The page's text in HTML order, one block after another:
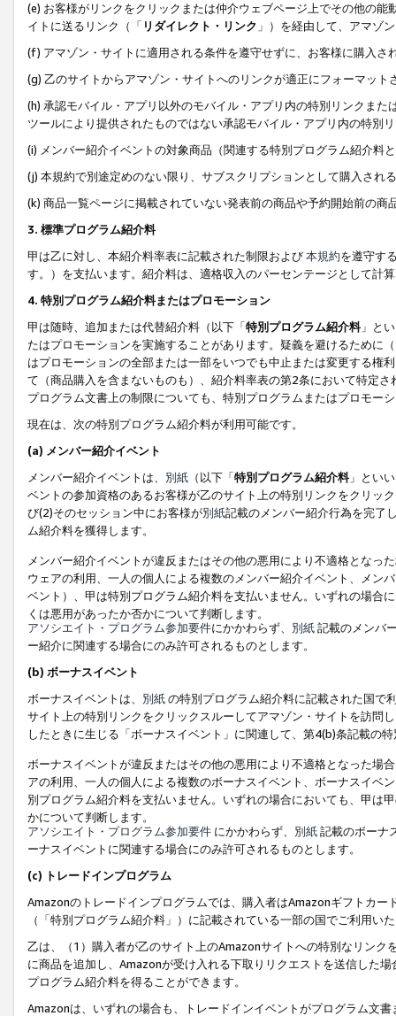
(e) お客様がリンクをクリックまたは仲介ウェブページ上でその他の
イトに送るリンク（「 リダイレクト・リンク 」）を経由して、アマゾ
(f) アマゾン・サイトに適用される条件を遵守せずに、お客様に購入さ
(g) 乙のサイトからアマゾン・サイトへのリンクが適正にフォーマッ
(h) 承認モバイル・アプリ以外のモバイル・アプリ内の特別リンクま
ツールにより提供されたものではない承認モバイル・アプリ内の特別
(i) メンバー紹介イベントの対象商品（関連する特別プログラム紹介料
(j) 本規約で別途定めのない限り、サブスクリプションとして購入され
(k) 商品一覧ページに掲載されていない発表前の商品や予約開始前の商
3. 標準プログラム紹介料
甲は乙に対し、本紹介料率表に記載された制限および本規約を遵守す
す。）を支払います。紹介料は、適格収入のパーセンテージとして計
4. 特別プログラム紹介料またはプロモーション
甲は随時、追加または代替紹介料（以下「特別プログラム紹介料」と
たはプロモーションを実施することがあります。疑義を避けるために
はプロモーションの全部または一部をいつでも中止または変更する権
て（商品購入を含まないものも）、紹介料率表の第2条において特定
プログラム文書上の制限についても、特別プログラムまたはプロモー
現在は、次の特別プログラム紹介料が利用可能です。
(a) メンバー紹介イベント
メンバー紹介イベントは、 別紙 （以下「特別プログラム紹介料」とい
ベントの参加資格のあるお客様が乙のサイト上の特別リンクをクリッ
び(2)そのセッション中にお客様が別紙記載のメンバー紹介行為を完了
ム紹介料を獲得します。
メンバー紹介イベントが違反またはその他の悪用により不適格となっ
ウェアの利用、一人の個人による複数のメンバー紹介イベント、メン
ベント）、甲は特別プログラム紹介料を支払いません。いずれの場合
くは悪用があったか否かについて判断します。
アソシエイト・プログラム参加要件にかかわらず、 別紙記載のメンバ
ー紹介に関連する場合にのみ許可されるものとします。
(b) ボーナスイベント
ボーナスイベントは、 別紙の特別プログラム紹介料に記載された国で
サイト上の特別リンクをクリックスルーしてアマゾン・サイトを訪問
したときに生じる「ボーナスイベント」に関連して、第4(b)条記載の
ボーナスイベントが違反またはその他の悪用により不適格となった場
アの利用、一人の個人による複数のボーナスイベント、ボーナスイベ
別プログラム紹介料を支払いません。いずれの場合においても、甲は
かについて判断します。
アソシエイト・プログラム参加要件 にかかわらず、 別紙記載のボーナ
ーナスイベントに関連する場合にのみ許可されるものとします。
(c) トレードインプログラム
Amazonのトレードインプログラムでは、購入者はAmazonギフトカ
（「特別プログラム紹介料」）に記載されている一部の国でご利用い
乙は、（1）購入者が乙のサイト上のAmazonサイトへの特別なリン
に商品を追加し、Amazonが受け入れる下取りリクエストを送信した
プログラム紹介料を得ることができます。
Amazonは、いずれの場合も、トレードインイベントがプログラム文